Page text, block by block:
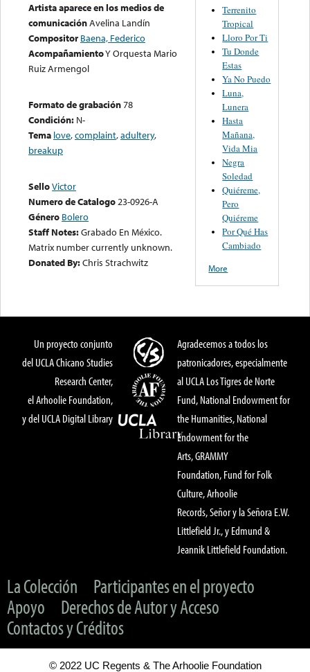
Artista aparece en los medios de
comunicaciónAvelina Landín
Compositor Baena, Federico
AcompañamientoY Orquesta Mario
Ruiz Armengol
Formato de grabación78
Condición: N-
Tema love,complaint,adultery,
breakup
SelloVictor
Numero de Catalogo23-0926-A
Género Bolero
Staff Notes:Grabado En México.
Matrix number currently unknown.
Donated By:Chris Strachwitz
Terrenito
Tropical
Lloro Por Ti
Tu Donde
Estas
Ya No Puedo
Luna,
Lunera
Hasta
Mañana,
Vida Mia
Negra
Soledad
Quiéreme,
Pero
Quiéreme
Por Qué Has
Cambiado
More
Un proyecto conjunto
del UCLA Chicano Studies
Research Center,
el Arhoolie Foundation,
y del UCLA Digital Library
Agradecemos a todos los
patronicadores, especialmente
al UCLA Los Tigres de Norte
Fund, National Endowment for
the Humanities, National
Endowment for the
Arts, GRAMMY
Foundation, Fund for Folk
Culture, Arhoolie
Records, Señor y la Señora E.W.
Littlefield Jr., y Edmund &
Jeannik Littlefield Foundation.
La Colección
Participantes en el proyecto
Apoyo
Derechos de Autor y Acceso
Contactos y Créditos
© 2022 UC Regents & The Arhoolie Foundation